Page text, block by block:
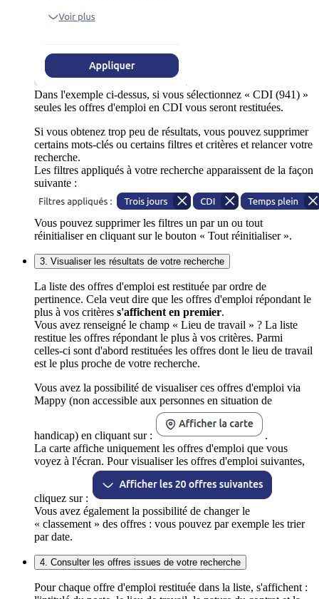
Dans l'exemple ci-dessus, si vous sélectionnez « CDI (941) »
seules les offres d'emploi en CDI vous seront restituées.
Si vous obtenez trop peu de résultats, vous pouvez supprimer
certains mots-clés ou certains filtres et critères et relancer votre
recherche.
Les filtres appliqués à votre recherche apparaissent de la façon
suivante :
Vous pouvez supprimer les filtres un par un ou tout
réinitialiser en cliquant sur le bouton « Tout réinitialiser ».
3. Visualiser les résultats de votre recherche
La liste des offres d'emploi est restituée par ordre de
pertinence. Cela veut dire que les offres d'emploi répondant le
plus à vos critères s'affichent en premier.
Vous avez renseigné le champ « Lieu de travail » ? La liste
restitue les offres répondant le plus à vos critères. Parmi
celles-ci sont d'abord restituées les offres dont le lieu de travail
est le plus proche de votre recherche.
Vous avez la possibilité de visualiser ces offres d'emploi via
Mappy (non accessible aux personnes en situation de
handicap) en cliquant sur :
.
La carte affiche uniquement les offres d'emploi que vous
voyez à l'écran. Pour visualiser les offres d'emploi suivantes,
cliquez sur :
Vous avez également la possibilité de changer le
« classement » des offres : vous pouvez par exemple les trier
par date.
4. Consulter les offres issues de votre recherche
Pour chaque offre d'emploi restituée dans la liste, s'affichent :